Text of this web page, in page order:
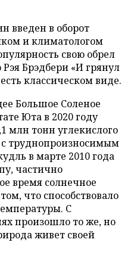
введен в оборот
и климатологом
свою обрел
Брэдбери «И грянул
классическом виде.
Большое Соленое
Юта в 2020 году
млн тонн углекислого
с труднопроизносимым
в марте 2010 года
частично
время солнечное
что способствовало
С
произошло то же, но
живет своей